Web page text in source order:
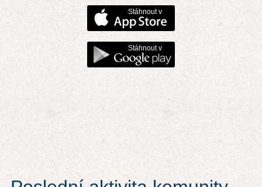
Stáhnout v
Stáhnout v